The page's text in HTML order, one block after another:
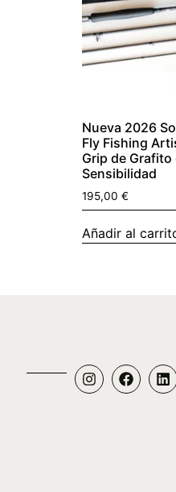
Nueva 2026
Fly Fishing
Grip de Grafito
Sensibilidad
195,00 €
Añadir al